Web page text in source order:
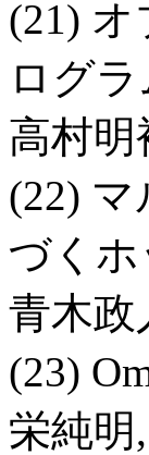
(21)
ログ
高村明
(22)
づくホ
青木政
(23)
栄純明